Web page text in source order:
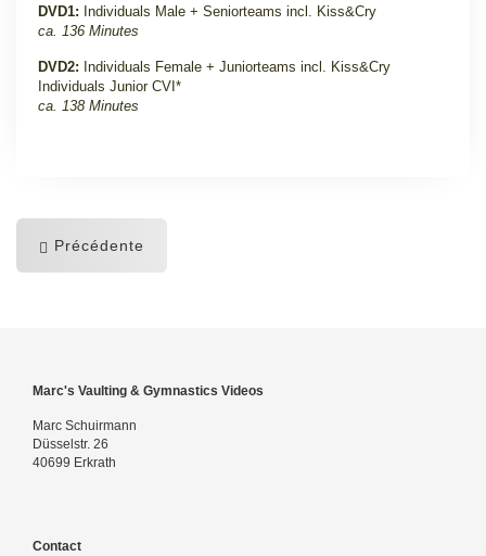
DVD1: Individuals Male + Seniorteams incl. Kiss&Cry
ca. 136 Minutes
DVD2: Individuals Female + Juniorteams incl. Kiss&Cry
Individuals Junior CVI*
ca. 138 Minutes
Précédente
Marc's Vaulting & Gymnastics Videos
Marc Schuirmann
Düsselstr. 26
40699 Erkrath
Contact